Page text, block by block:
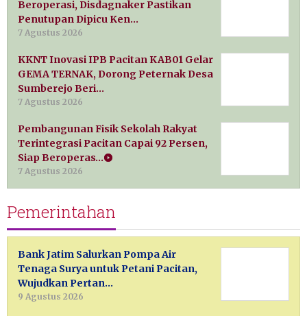
Beroperasi, Disdagnaker Pastikan
Penutupan Dipicu Ken…
7 Agustus 2026
KKNT Inovasi IPB Pacitan KAB01 Gelar
GEMA TERNAK, Dorong Peternak Desa
Sumberejo Beri…
7 Agustus 2026
Pembangunan Fisik Sekolah Rakyat
Terintegrasi Pacitan Capai 92 Persen,
Siap Beroperas…
7 Agustus 2026
Pemerintahan
Bank Jatim Salurkan Pompa Air
Tenaga Surya untuk Petani Pacitan,
Wujudkan Pertan…
9 Agustus 2026